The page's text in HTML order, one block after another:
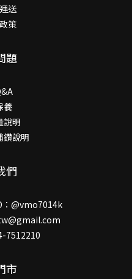
送
策
題
養
說明
鑽說明
們
：@vmo7014k
7512210
市